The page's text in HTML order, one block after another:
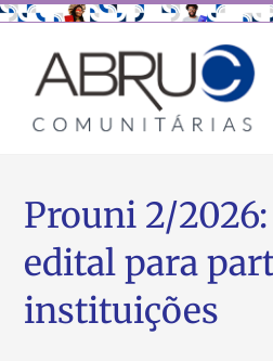
Prouni 2/
edital para
instituições